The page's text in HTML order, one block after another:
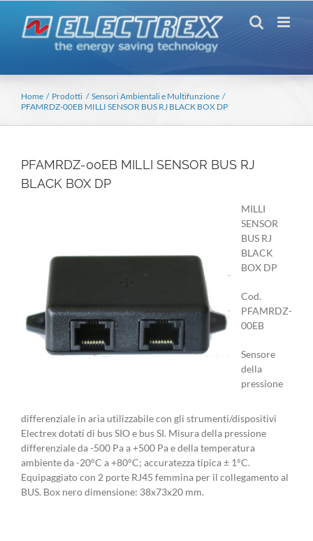
contenuto
Home Prodotti
Sensori Ambientali e Multifunzione
PFAMRDZ-00EB MILLI SENSOR BUS RJ BLACK BOX DP
PFAMRDZ-00EB MILLI SENSOR BUS RJ
BLACK BOX DP
MILLI
SENSOR
BUS RJ
BLACK
BOX DP
Cod.
PFAMRDZ-
00EB
Sensore
della
pressione
differenziale in aria utilizzabile con gli strumenti/dispositivi
Electrex dotati di bus SIO e bus SI. Misura della pressione
differenziale da -500 Pa a +500 Pa e della temperatura
ambiente da -20°C a +80°C; accuratezza tipica ± 1°C.
Equipaggiato con 2 porte RJ45 femmina per il collegamento al
BUS. Box nero dimensione: 38x73x20 mm.